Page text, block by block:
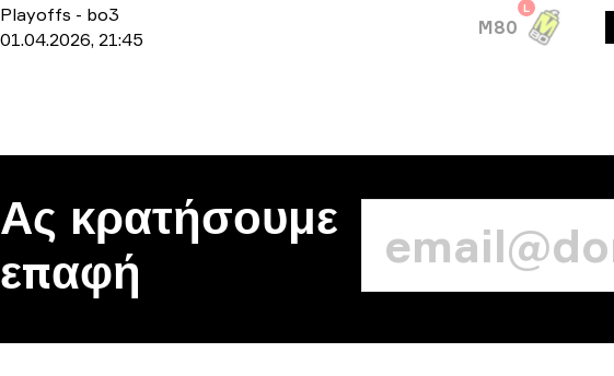
Playoffs - bo3
01.04.2026, 21:45
L
M80
Ας κρατήσουμε
επαφή